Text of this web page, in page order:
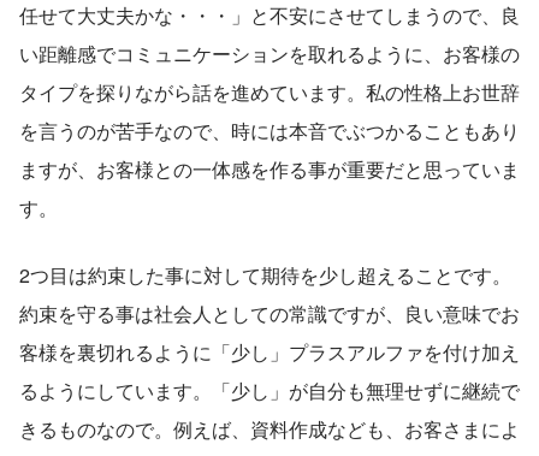
任せて大丈夫かな・・・」と不安にさせてしまうので、良
い距離感でコミュニケーションを取れるように、お客様の
タイプを探りながら話を進めています。私の性格上お世辞
を言うのが苦手なので、時には本音でぶつかることもあり
ますが、お客様との一体感を作る事が重要だと思っていま
す。
2つ目は約束した事に対して期待を少し超えることです。
約束を守る事は社会人としての常識ですが、良い意味でお
客様を裏切れるように「少し」プラスアルファを付け加え
るようにしています。「少し」が自分も無理せずに継続で
きるものなので。例えば、資料作成なども、お客さまによ